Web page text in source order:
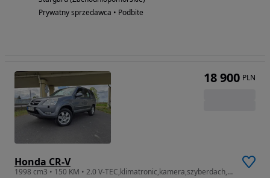
Prywatny sprzedawca • Podbite
Honda CR-V
1998 cm3 • 150 KM • 2.0 V-TEC,klimatronic,kamera,szyberdach,skóry,czujnik cofania
18 900 PLN